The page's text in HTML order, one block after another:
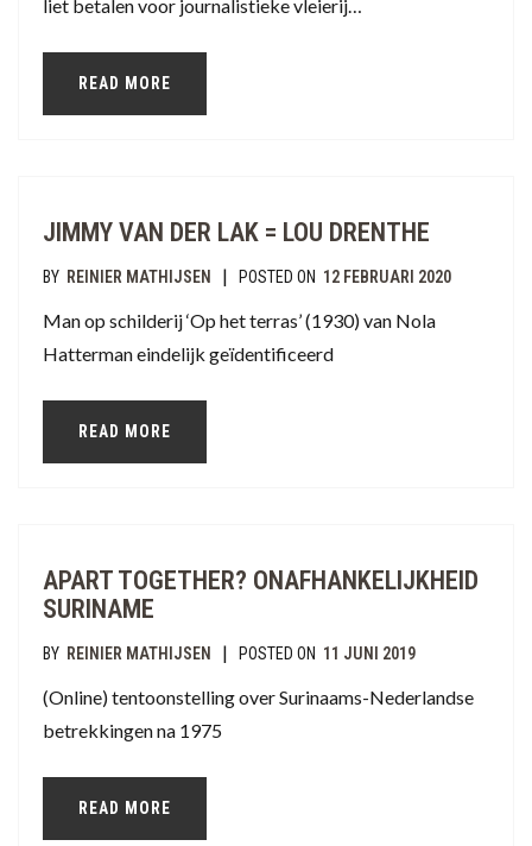
liet betalen voor journalistieke vleierij…
READ MORE
JIMMY VAN DER LAK = LOU DRENTHE
BY REINIER MATHIJSEN | POSTED ON 12 FEBRUARI 2020
Man op schilderij ‘Op het terras’ (1930) van Nola
Hatterman eindelijk geïdentificeerd
READ MORE
APART TOGETHER? ONAFHANKELIJKHEID
SURINAME
BY REINIER MATHIJSEN | POSTED ON 11 JUNI 2019
(Online) tentoonstelling over Surinaams-Nederlandse
betrekkingen na 1975
READ MORE